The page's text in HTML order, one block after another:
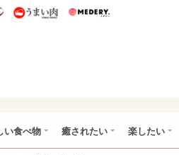
うまいパン うまい肉
い食べ物 癒されたい 楽したい